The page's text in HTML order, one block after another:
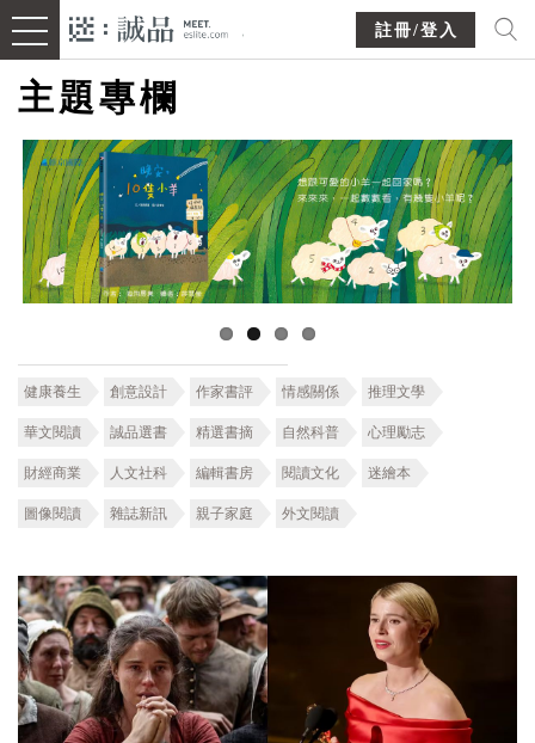
註冊/登入
主題專欄
健康養生 創意設計 作家書評 情感關係 推理文學
華文閱讀 誠品選書 精選書摘 自然科普 心理勵志
財經商業 人文社科 編輯書房 閱讀文化 迷繪本
圖像閱讀 雜誌新訊 親子家庭 外文閱讀